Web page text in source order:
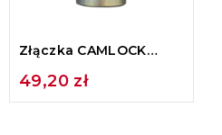
Złączka CAMLOCK
(męska) węża do
betonu DN...
49,20 zł